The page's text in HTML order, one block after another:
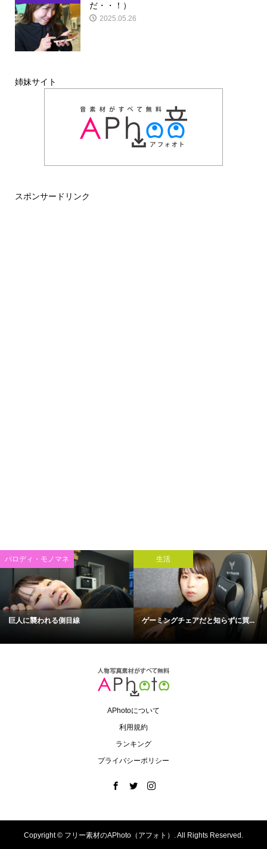
だ・・！）
2025.05.26
姉妹サイト
スポンサードリンク
パロディ・モノマネ
巨人に襲われる側目線
生活
ゲーミングチェアだと知らずに買...
APhotoについて
利用規約
ランキング
プライバシーポリシー
Copyright © フリー素材のAPhoto（アフォト）. All Rights Reserved.